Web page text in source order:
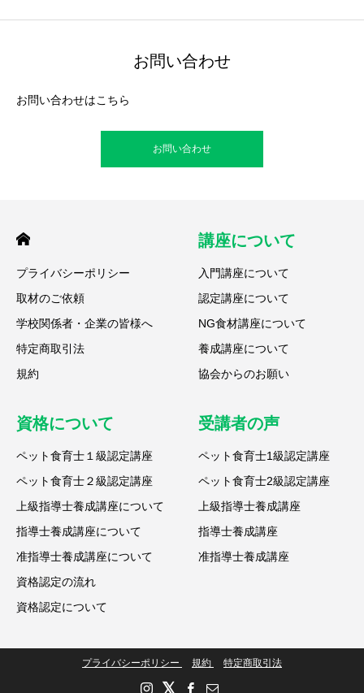
お問い合わせ
お問い合わせはこちら
お問い合わせ
プライバシーポリシー
取材のご依頼
学校関係者・企業の皆様へ
特定商取引法
規約
講座について
入門講座について
認定講座について
NG食材講座について
養成講座について
協会からのお願い
資格について
ペット食育士１級認定講座
ペット食育士２級認定講座
上級指導士養成講座について
指導士養成講座について
准指導士養成講座について
資格認定の流れ
資格認定について
受講者の声
ペット食育士1級認定講座
ペット食育士2級認定講座
上級指導士養成講座
指導士養成講座
准指導士養成講座
プライバシーポリシー 規約 特定商取引法